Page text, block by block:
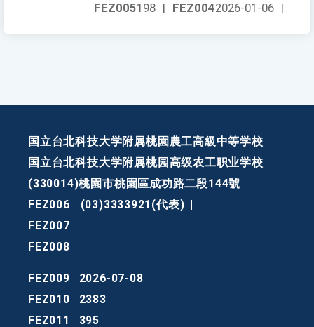
FEZ0042026-01-06 |
FEZ005198 |
国立台北科技大学附属桃園農工高級中等学校
国立台北科技大学附属桃园高级农工职业学校
(330014)桃園市桃園區成功路二段144號
FEZ006
(03)3333921(代表)
FEZ007
FEZ008
FEZ009
2026-07-08
FEZ010
2383
FEZ011
395